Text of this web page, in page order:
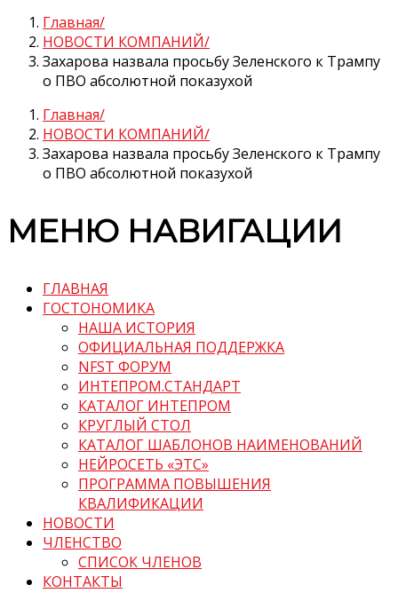
Главная
НОВОСТИ КОМПАНИЙ
Захарова назвала просьбу Зеленского к Трампу
о ПВО абсолютной показухой
Главная
НОВОСТИ КОМПАНИЙ
Захарова назвала просьбу Зеленского к Трампу
о ПВО абсолютной показухой
МЕНЮ НАВИГАЦИИ
ГЛАВНАЯ
ГОСТОНОМИКА
НАША ИСТОРИЯ
ОФИЦИАЛЬНАЯ ПОДДЕРЖКА
NFST ФОРУМ
ИНТЕПРОМ.СТАНДАРТ
КАТАЛОГ ИНТЕПРОМ
КРУГЛЫЙ СТОЛ
КАТАЛОГ ШАБЛОНОВ НАИМЕНОВАНИЙ
НЕЙРОСЕТЬ «ЭТС»
ПРОГРАММА ПОВЫШЕНИЯ
КВАЛИФИКАЦИИ
НОВОСТИ
ЧЛЕНСТВО
СПИСОК ЧЛЕНОВ
КОНТАКТЫ